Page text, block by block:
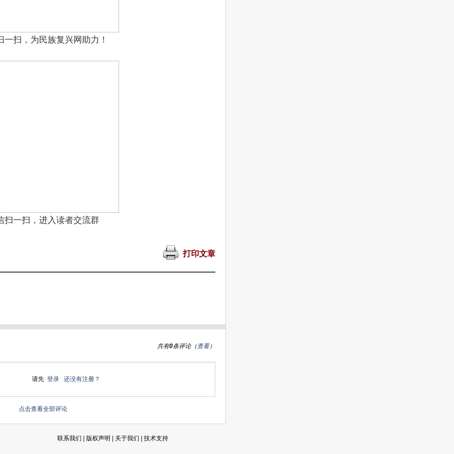
一扫，为民族复兴网助力！
扫一扫，进入读者交流群
打印文章
共有0条评论（查看）
请先 登录 还没有注册？
点击查看全部评论
联系我们 版权声明 关于我们 技术支持